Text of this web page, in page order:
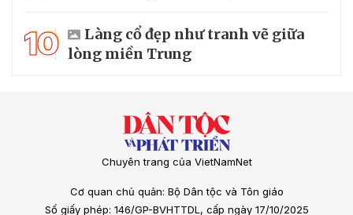
10
Làng cổ đẹp như tranh vẽ giữa
lòng miền Trung
Chuyên trang của VietNamNet
Cơ quan chủ quản: Bộ Dân tộc và Tôn giáo
Số giấy phép: 146/GP-BVHTTDL, cấp ngày 17/10/2025